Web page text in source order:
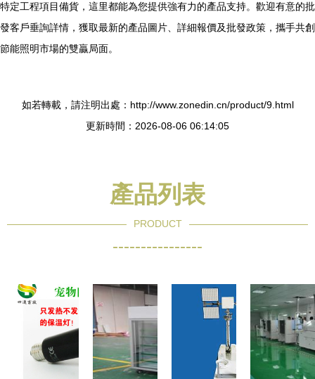
特定工程項目備貨，這里都能為您提供強有力的產品支持。歡迎有意的批
發客戶垂詢詳情，獲取最新的產品圖片、詳細報價及批發政策，攜手共創
節能照明市場的雙贏局面。
如若轉載，請注明出處：http://www.zonedin.cn/product/9.html
更新時間：2026-08-06 06:14:05
產品列表
PRODUCT
----------------